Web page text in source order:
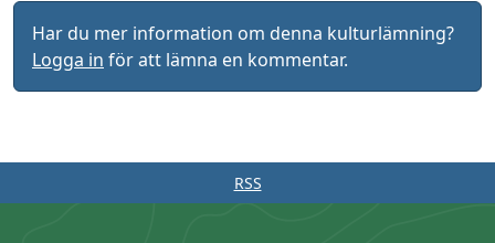
Har du mer information om denna kulturlämning?
Logga in för att lämna en kommentar.
RSS